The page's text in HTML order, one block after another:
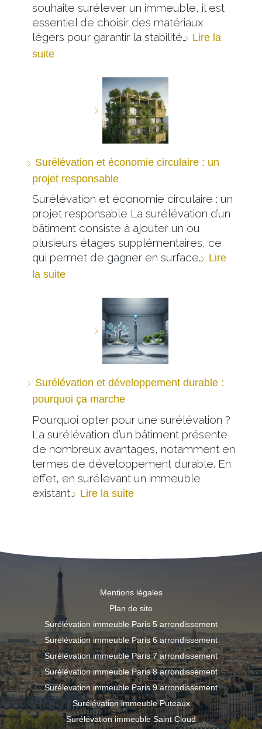
souhaite surélever un immeuble, il est
essentiel de choisir des matériaux
légers pour garantir la stabilité… Lire la
suite
Surélévation et économie circulaire : un
projet responsable
Surélévation et économie circulaire : un
projet responsable La surélévation d’un
bâtiment consiste à ajouter un ou
plusieurs étages supplémentaires, ce
qui permet de gagner en surface… Lire
la suite
Surélévation et développement durable :
pourquoi ça marche
Pourquoi opter pour une surélévation ?
La surélévation d’un bâtiment présente
de nombreux avantages, notamment en
termes de développement durable. En
effet, en surélevant un immeuble
existant… Lire la suite
Mentions légales
Plan de site
Surélévation immeuble Paris 5 arrondissement
Surélévation immeuble Paris 6 arrondissement
Surélévation immeuble Paris 7 arrondissement
Surélévation immeuble Paris 8 arrondissement
Surélevation immeuble Paris 9 arrondissement
Surélévation immeuble Puteaux
Surélévation immeuble Saint Cloud